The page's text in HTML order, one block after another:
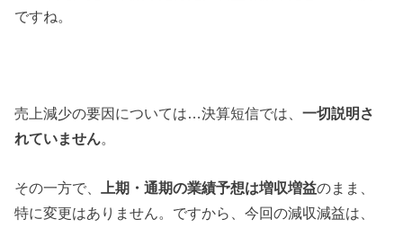
ですね。
売上減少の要因については…決算短信では、一切説明さ
れていません。
その一方で、 上期・通期の業績予想は増収増益のまま、
特に変更はありません。ですから、今回の減収減益は、